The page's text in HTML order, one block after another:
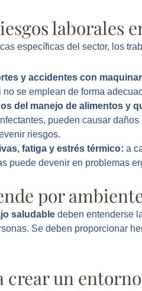
laborales
específicas del sector, los
y accidentes con
no se emplean de forma
del manejo de alimentos y
pueden causar
riesgos.
fatiga y estrés térmico: a
puede devenir en problemas
por
saludable deben entenderse
Se deben proporcionar
crear un